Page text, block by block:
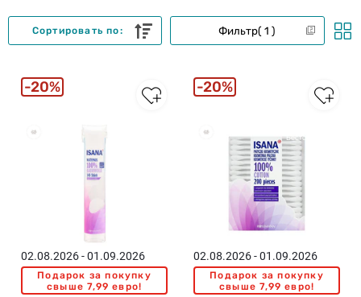
Фильтр 1
Сортировать по:
02.08.2026 - 01.09.2026
Подарок за покупку
свыше 7,99 евро!
20%
Бестселлеры
02.08.2026 - 01.09.2026
Подарок за покупку
свыше 7,99 евро!
20%